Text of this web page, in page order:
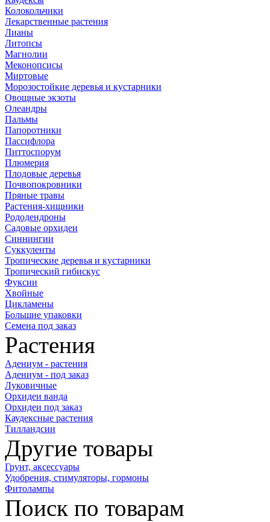
Колокольчики
Лекарственные растения
Лианы
Литопсы
Магнолии
Меконопсисы
Миртовые
Морозостойкие деревья и кустарники
Овощные экзоты
Олеандры
Пальмы
Папоротники
Пассифлора
Питтоспорум
Плюмерия
Плодовые деревья
Почвопокровники
Пряные травы
Растения-хищники
Рододендроны
Садовые орхидеи
Синнингии
Суккуленты
Тропические деревья и кустарники
Тропический гибискус
Фуксии
Хвойные
Цикламены
Большие упаковки
Семена под заказ
Растения
Адениум - растения
Адениум - под заказ
Луковичные
Орхидеи ванда
Орхидеи под заказ
Каудексные растения
Тилландсии
Другие товары
Грунт, аксессуары
Удобрения, стимуляторы, гормоны
Фитолампы
Поиск по товарам